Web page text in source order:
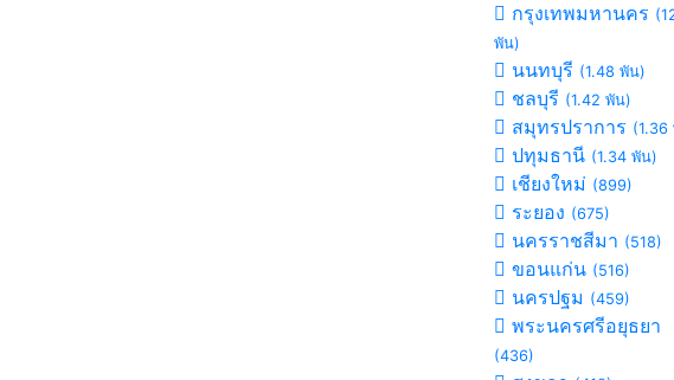
กรุงเทพมหานคร
พัน)
นนทบุรี (1.48 พัน)
ชลบุรี (1.42 พัน)
สมุทรปราการ (1.36
ปทุมธานี (1.34 พัน)
เชียงใหม่ (899)
ระยอง (675)
นครราชสีมา (518)
ขอนแก่น (516)
นครปฐม (459)
พระนครศรีอยุธยา
(436)